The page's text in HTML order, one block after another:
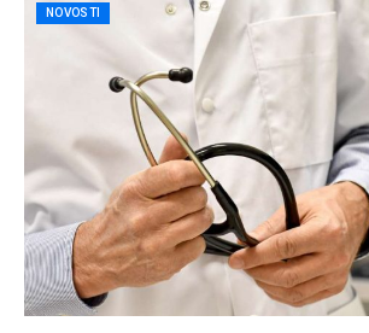
NOVOSTI